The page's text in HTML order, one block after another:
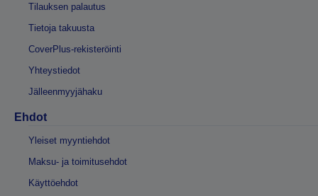
Tilauksen palautus
Tietoja takuusta
CoverPlus-rekisteröinti
Yhteystiedot
Jälleenmyyjähaku
Ehdot
Yleiset myyntiehdot
Maksu- ja toimitusehdot
Käyttöehdot